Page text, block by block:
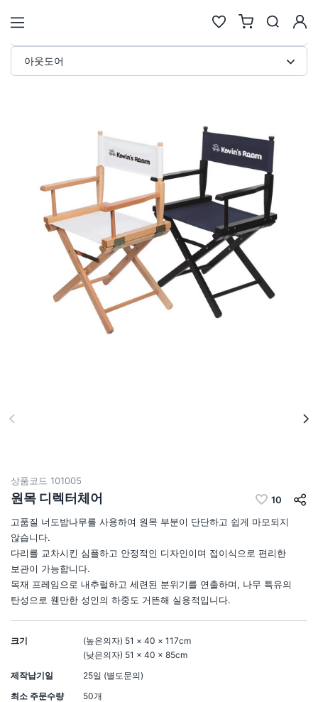
원목 디렉터체어 커스텀 제작 · 아
검색
#풍선 #키캡키링 #인형
텀블러
new
코스터
new
틴케이스
same
키링류
new
패브릭류
6 에코백류
안경
8 키링
down
9 키캡
카메라
아웃도어
상품코드 101005
원목 디렉터체어
10
고품질 너도밤나무를 사용하여 원목 부분이 단단하고 쉽게 마모되지
않습니다.
다리를 교차시킨 심플하고 안정적인 디자인이며 접이식으로 편리한
보관이 가능합니다.
목재 프레임으로 내추럴하고 세련된 분위기를 연출하며, 나무 특유의
탄성으로 웬만한 성인의 하중도 거뜬해 실용적입니다.
크기
(높은의자) 51 × 40 × 117cm
(낮은의자) 51 × 40 × 85cm
제작납기일
25일 (별도문의)
최소 주문수량
50개